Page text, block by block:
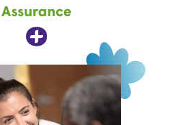
Assurance